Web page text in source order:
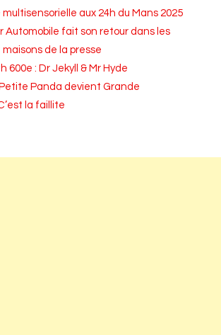
multisensorielle aux 24h du Mans 2025
Automobile fait son retour dans les
maisons de la presse
600e : Dr Jekyll & Mr Hyde
Petite Panda devient Grande
la faillite